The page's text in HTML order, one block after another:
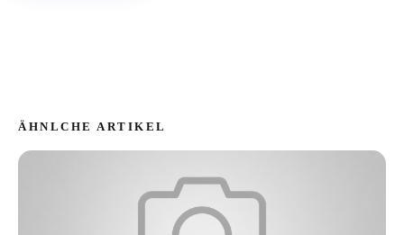
ÄHNLCHE ARTIKEL